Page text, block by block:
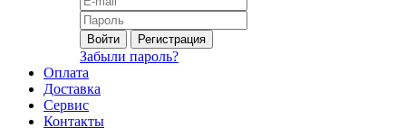
Войти Регистрация
Забыли пароль?
Оплата
Доставка
Сервис
Контакты